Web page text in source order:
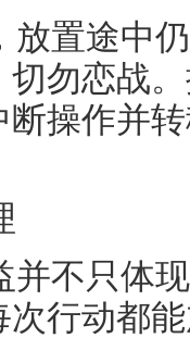
放置途中
勿恋战
操作并
并不只体
行动都